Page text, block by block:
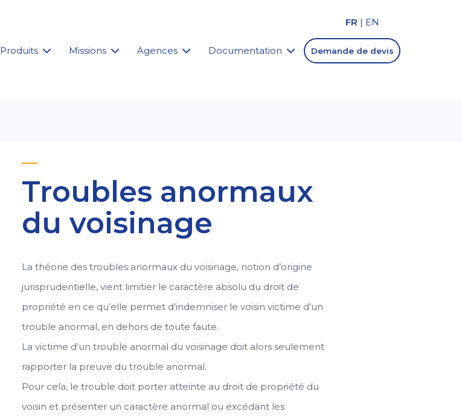
FR | EN
Produits Missions Agences Documentation Demande de devis
Troubles anormaux
du voisinage
La théorie des troubles anormaux du voisinage, notion d’origine
jurisprudentielle, vient limitier le caractère absolu du droit de
propriété en ce qu’elle permet d’indemniser le voisin victime d’un
trouble anormal, en dehors de toute faute.
La victime d’un trouble anormal du voisinage doit alors seulement
rapporter la preuve du trouble anormal.
Pour cela, le trouble doit porter atteinte au droit de propriété du
voisin et présenter un caractère anormal ou excédant les